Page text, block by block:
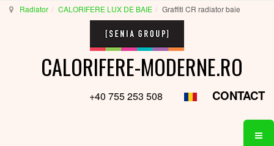
Radiator CALORIFERE LUX DE BAIE Graffiti CR radiator baie
CALORIFERE-MODERNE.RO
+40 755 253 508 CONTACT